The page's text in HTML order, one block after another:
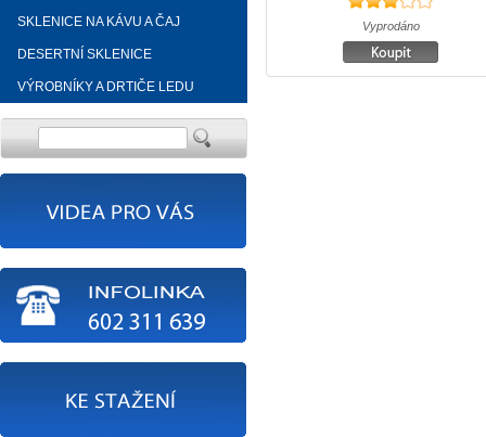
SKLENICE NA KÁVU A ČAJ
DESERTNÍ SKLENICE
VÝROBNÍKY A DRTIČE LEDU
Vyprodáno